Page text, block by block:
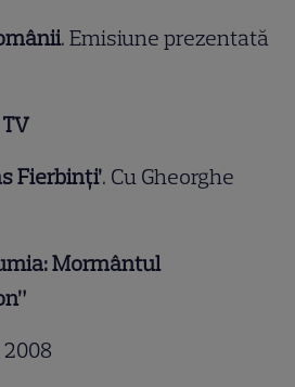
. Emisiune prezentată
Fierbinți’. Cu Gheorghe
Mormântul